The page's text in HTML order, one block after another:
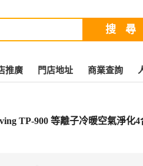
推廣 門店地址 商業查詢
TP-900 等離子冷暖空氣淨化